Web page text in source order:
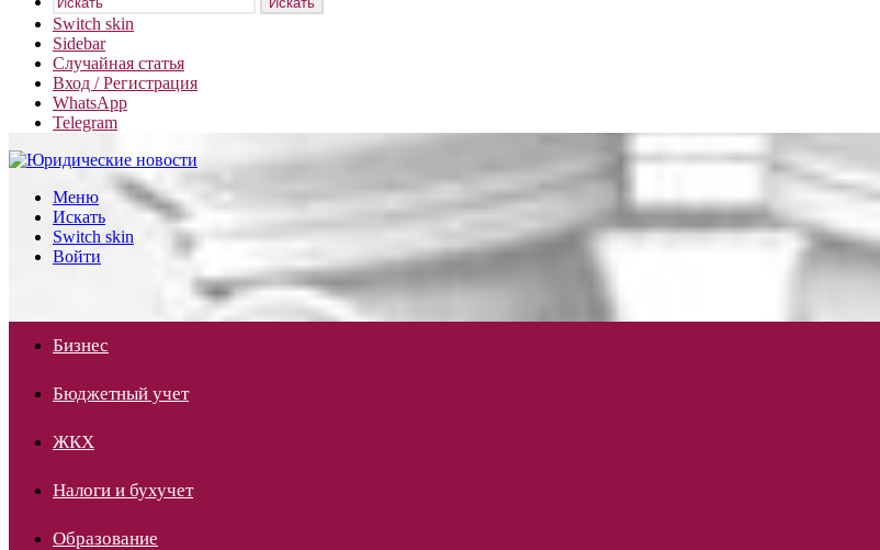
Switch skin
Sidebar
Случайная статья
Вход / Регистрация
WhatsApp
Telegram
Меню
Искать
Switch skin
Войти
Бизнес
Бюджетный учет
ЖКХ
Налоги и бухучет
Образование